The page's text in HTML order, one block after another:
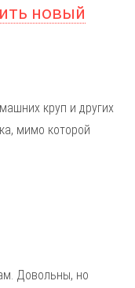
новый
круп и других
мимо которой
Довольны, но